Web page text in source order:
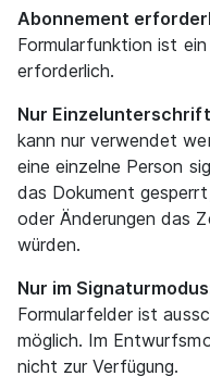
Abonnement
Formularfunktion ist
erforderlich.
Nur
kann nur verwendet
eine einzelne Person
das Dokument
oder Änderungen das
würden.
Nur im
Formularfelder ist
möglich. Im
nicht zur Verfügung.